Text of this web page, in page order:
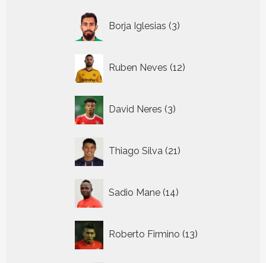
Borja Iglesias 3
producten
Ruben Neves 12
producten
David Neres 3
producten
Thiago Silva 21
producten
Sadio Mane 14
producten
Roberto Firmino 13
producten